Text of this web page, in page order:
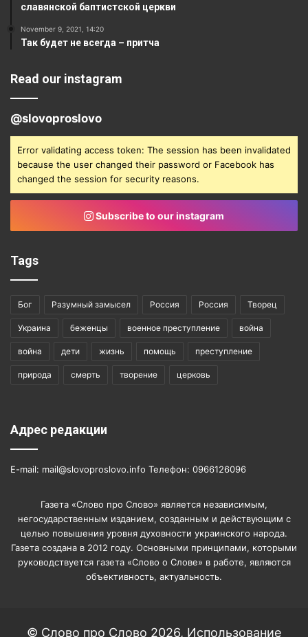
славянской баптистской церкви
November 9, 2021, 14:20
Так будет не всегда – притча
Read our instagram
@slovoproslovo
Error validating access token: The session has been invalidated
because the user changed their password or Facebook has
changed the session for security reasons.
Subscribe to our instagram
Tags
Бог Разумный замысел Россия Россия Творец
Украина беженцы военное преступление война
война дети жизнь помощь преступление
природа смерть творение церковь
Адрес редакции
E-mail: mail@slovoproslovo.info Телефон: 0966126096
Газета «Слово про Слово» является независимым,
негосударственным изданием, созданным и действующим с
целью повышения уровня духовности украинского народа.
Газета создана в 2012 году. Основными принципами, которыми
руководствуется газета «Слово о Слове» в работе, являются
объективность, актуальность.
© Слово про Слово 2026, Использование